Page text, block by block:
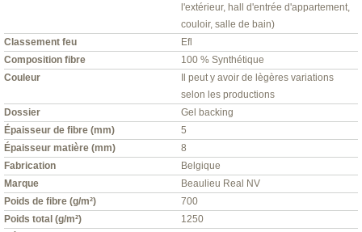
l'extérieur, hall d'entrée d'appartement,
couloir, salle de bain)
Classement feu
Efl
Composition fibre
100 % Synthétique
Couleur
Il peut y avoir de lègères variations
selon les productions
Dossier
Gel backing
Épaisseur de fibre (mm)
5
Épaisseur matière (mm)
8
Fabrication
Belgique
Marque
Beaulieu Real NV
Poids de fibre (g/m²)
700
Poids total (g/m²)
1250